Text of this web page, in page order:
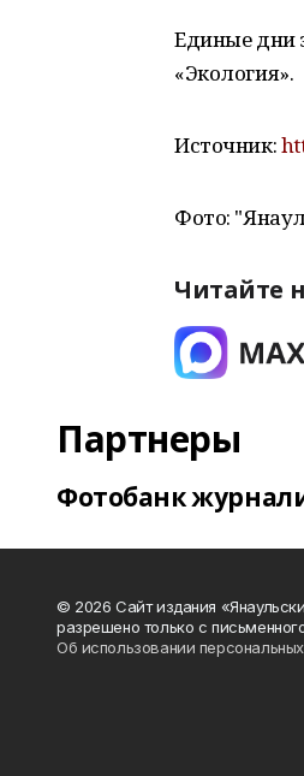
Единые дни
«Экология».
Источник:
Фото:
Читайте
Партнеры
Фотобанк
© 2026 Сайт издания
разрешено только с
Об использовании